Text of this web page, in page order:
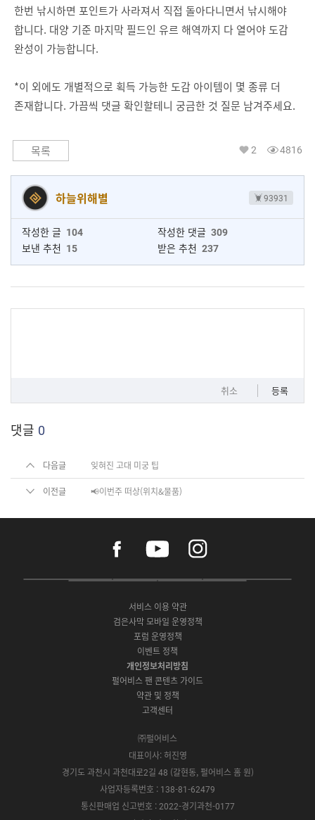
한번 낚시하면 포인트가 사라져서 직접 돌아다니면서 낚시해야
합니다. 대양 기준 마지막 필드인 유르 해역까지 다 열어야 도감
완성이 가능합니다.
*이 외에도 개별적으로 획득 가능한 도감 아이템이 몇 종류 더
존재합니다. 가끔씩 댓글 확인할테니 궁금한 것 질문 남겨주세요.
목록 2 4816
하늘위해별 93931
작성한 글 104 작성한 댓글 309
보낸 추천 15 받은 추천 237
취소 등록
댓글 0
다음글 잊혀진 고대 미궁 팁
이전글 📢이번주 떠상(위치&물품)
a
e
o
k
o
t
b
e
i
n
t
r
a
P
A
p
S
t
o
r
e
G
a
t
S
e
서비스 이용 약관
검은사막 모바일 운영정책
포럼 운영정책
이벤트 정책
개인정보처리방침
펄어비스 팬 콘텐츠 가이드
약관 및 정책
고객센터
㈜펄어비스
대표이사: 허진영
경기도 과천시 과천대로2길 48 (갈현동, 펄어비스 홈 원)
사업자등록번호 : 138-81-62479
통신판매업 신고번호 : 2022-경기과천-0177